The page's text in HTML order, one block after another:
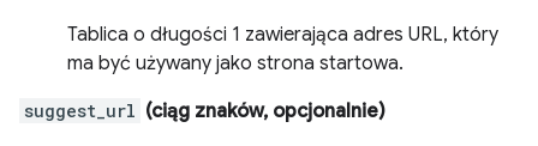
Tablica o długości 1 zawierająca adres URL, który
ma być używany jako strona startowa.
suggest_url (ciąg znaków, opcjonalnie)